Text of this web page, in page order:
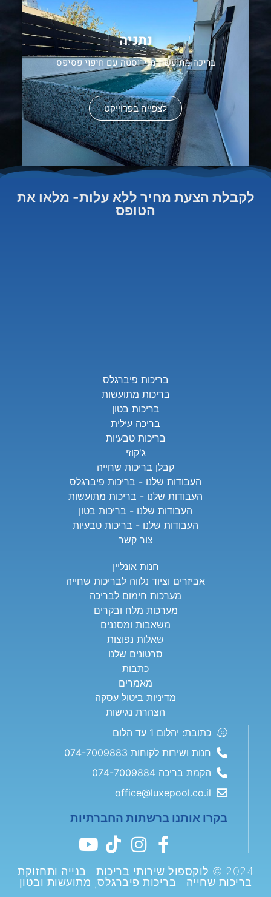
נתניה
בריכה מתועשת מנירוסטה עם חיפוי פסיפס
לצפייה בפרוייקט
לקבלת הצעת מחיר ללא עלות- מלאו את
הטופס
בריכות פיברגלס
בריכות מתועשות
בריכות בטון
בריכה עילית
בריכות טבעיות
ג'קוזי
קבלן בריכות שחייה
העבודות שלנו - בריכות פיברגלס
העבודות שלנו - בריכות מתועשות
העבודות שלנו - בריכות בטון
העבודות שלנו - בריכות טבעיות
צור קשר
חנות אונליין
אביזרים וציוד נלווה לבריכות שחייה
מערכות חימום לבריכה
מערכות מלח ובקרים
משאבות ומסננים
שאלות נפוצות
סרטונים שלנו
כתבות
מאמרים
מדיניות ביטול עסקה
הצהרת נגישות
כתובת: יהלום 1 עד הלום
חנות ושירות לקוחות 074-7009883
הקמת בריכה 074-7009884
office@luxepool.co.il
בקרו אותנו ברשתות החברתיות
2024 © לוקספול שירותי בריכות | בנייה ותחזוקת
בריכות שחייה | בריכות פיברגלס, מתועשות ובטון